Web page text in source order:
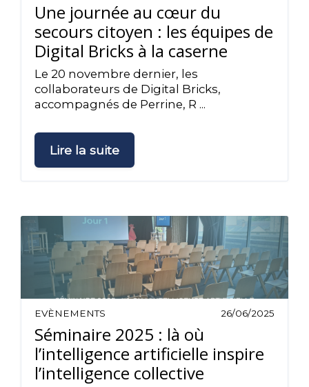
Une journée au cœur du
secours citoyen : les équipes de
Digital Bricks à la caserne
Le 20 novembre dernier, les
collaborateurs de Digital Bricks,
accompagnés de Perrine, R ...
Lire la suite
EVÈNEMENTS 26/06/2025
Séminaire 2025 : là où
l’intelligence artificielle inspire
l’intelligence collective